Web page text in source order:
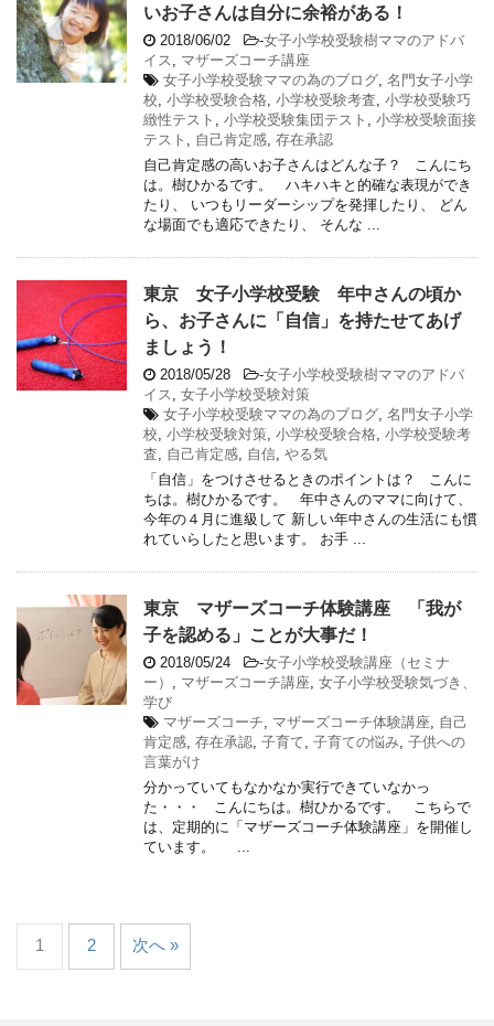
いお子さんは自分に余裕がある！
2018/06/02 -女子小学校受験樹ママのアドバ
イス
マザーズコーチ講座
女子小学校受験ママの為のブログ 名門女子小学
校 小学校受験合格 小学校受験考査 小学校受験巧
緻性テスト
小学校受験集団テスト
小学校受験面接
テスト
自己肯定感 存在承認
自己肯定感の高いお子さんはどんな子？ こんにち
は。樹ひかるです。 ハキハキと的確な表現ができ
たり、 いつもリーダーシップを発揮したり、 どん
な場面でも適応できたり、 そんな ...
東京 女子小学校受験 年中さんの頃か
ら、お子さんに「自信」を持たせてあげ
ましょう！
2018/05/28 -女子小学校受験樹ママのアドバ
イス
女子小学校受験対策
女子小学校受験ママの為のブログ 名門女子小学
校 小学校受験対策 小学校受験合格 小学校受験考
査
自己肯定感 自信 やる気
「自信」をつけさせるときのポイントは？ こんに
ちは。樹ひかるです。 年中さんのママに向けて、
今年の４月に進級して 新しい年中さんの生活にも慣
れていらしたと思います。 お手 ...
東京 マザーズコーチ体験講座 「我が
子を認める」ことが大事だ！
2018/05/24 -女子小学校受験講座（セミナ
ー）
マザーズコーチ講座 女子小学校受験気づき、
学び
マザーズコーチ
マザーズコーチ体験講座
自己
肯定感 存在承認 子育て 子育ての悩み 子供への
言葉がけ
分かっていてもなかなか実行できていなかっ
た・・・ こんにちは。樹ひかるです。 こちらで
は、定期的に「マザーズコーチ体験講座」を開催し
ています。 ...
1 2 次へ »